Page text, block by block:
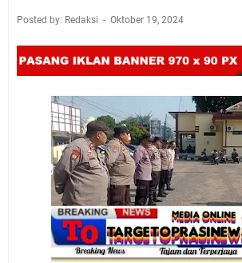
Posted by: Redaksi Oktober 19, 2024